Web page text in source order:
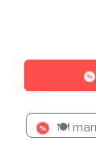
🍽️